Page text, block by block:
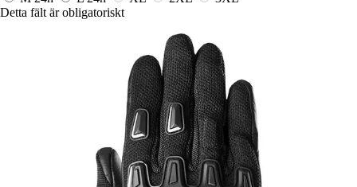
Detta fält är obligatoriskt